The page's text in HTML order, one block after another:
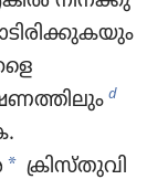
d
* ക്രിസ്‌തു​വി​